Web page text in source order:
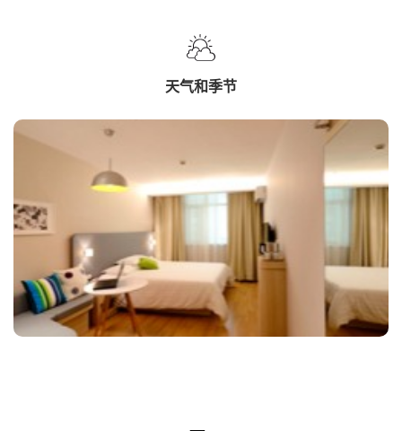
天气和季节